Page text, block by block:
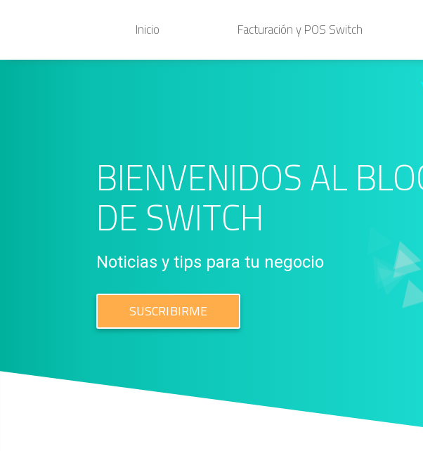
Inicio Facturación y POS Switch
BIENVENIDOS AL
DE SWITCH
Noticias y tips para tu negocio
SUSCRIBIRME